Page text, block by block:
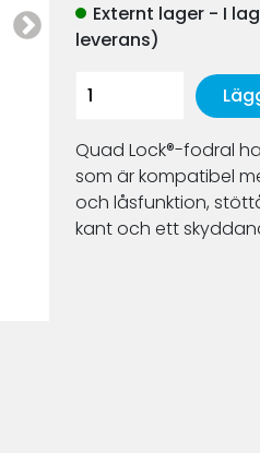
Externt lager - I
leverans)
Quad Lock®-fodral
som är kompatibel
och låsfunktion,
kant och ett